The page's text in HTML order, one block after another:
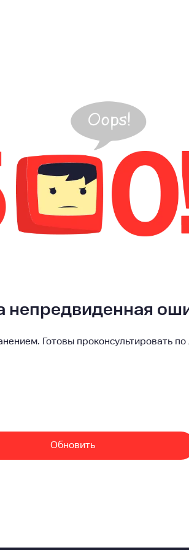
непредвиденная
Готовы проконсультировать
Обновить